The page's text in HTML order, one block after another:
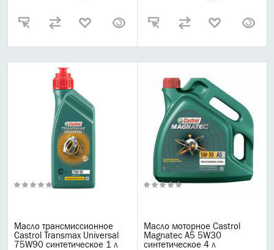
Масла Hi-Gear
Bizol
Ruseff
ReinWell
Газпром масла
Расходные материалы
Популярные товары
Спецпредложение
Новинки
Горячее предложения
Масло трансмиссионное
Castrol Transmax Universal
75W90 синтетическое 1 л
Масло моторное Castrol
Magnatec A5 5W30
синтетическое 4 л